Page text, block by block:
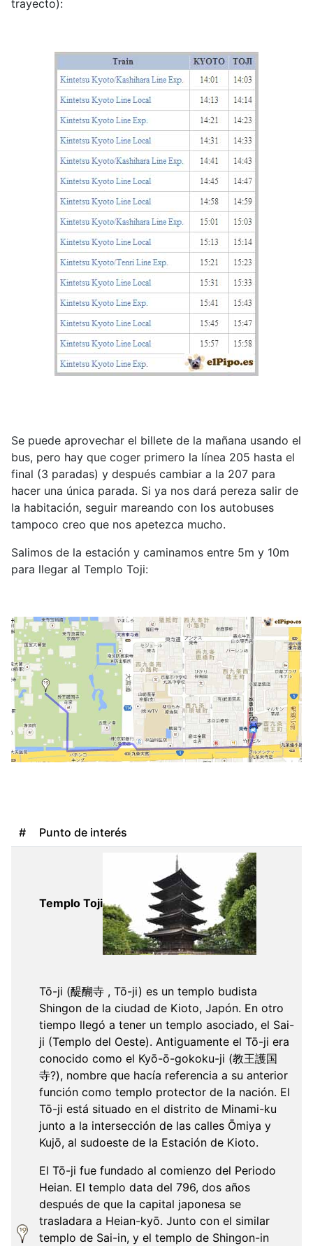
trayecto):
Se puede aprovechar el billete de la mañana usando el
bus, pero hay que coger primero la línea 205 hasta el
final (3 paradas) y después cambiar a la 207 para
hacer una única parada. Si ya nos dará pereza salir de
la habitación, seguir mareando con los autobuses
tampoco creo que nos apetezca mucho.
Salimos de la estación y caminamos entre 5m y 10m
para llegar al Templo Toji:
# Punto de interés
Templo Toji
Tō-ji (醍醐寺 , Tō-ji) es un templo budista
Shingon de la ciudad de Kioto, Japón. En otro
tiempo llegó a tener un templo asociado, el Sai-
ji (Templo del Oeste). Antiguamente el Tō-ji era
conocido como el Kyō-ō-gokoku-ji (教王護国
寺?), nombre que hacía referencia a su anterior
función como templo protector de la nación. El
Tō-ji está situado en el distrito de Minami-ku
junto a la intersección de las calles Ōmiya y
Kujō, al sudoeste de la Estación de Kioto.
El Tō-ji fue fundado al comienzo del Periodo
Heian. El templo data del 796, dos años
después de que la capital japonesa se
trasladara a Heian-kyō. Junto con el similar
templo de Sai-in, y el templo de Shingon-in